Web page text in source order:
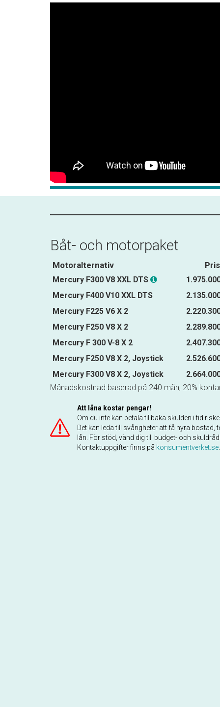
Båt- och motorpaket
Motoralternativ
Mercury F300 V8 XXL DTS
Mercury F400 V10 XXL DTS
Mercury F225 V6 X 2
Mercury F250 V8 X 2
Mercury F 300 V-8 X 2
Mercury F250 V8 X 2, Joystick
Mercury F300 V8 X 2, Joystick
Månadskostnad baserad på 240 mån, 20%
Att låna kostar pengar!
Om du inte kan betala tillbaka skulden i tid
Det kan leda till svårigheter att få hyra
lån. För stöd, vänd dig till budget- och
Kontaktuppgifter finns på konsumentverket.se